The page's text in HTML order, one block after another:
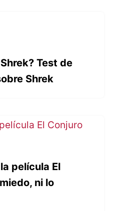
Test de
Shrek
película El
ni lo